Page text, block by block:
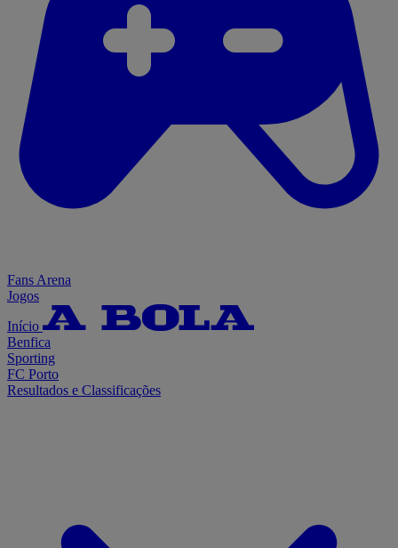
Fans Arena
Jogos
Início
Benfica
Sporting
FC Porto
Resultados e Classificações